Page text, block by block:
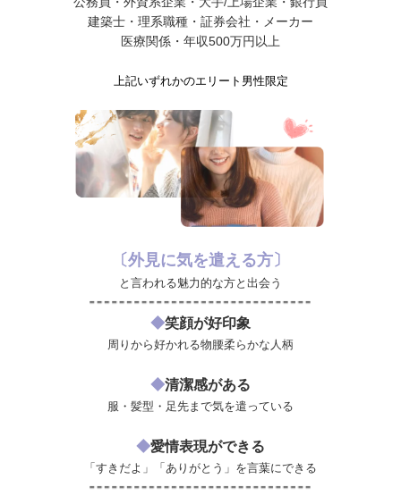
建築士・理系職種・証券会社・メーカー
医療関係・年収500万円以上
上記いずれかのエリート男性限定
〔外見に気を遣える方〕
と言われる魅力的な方と出会う
◆笑顔が好印象
周りから好かれる物腰柔らかな人柄
◆清潔感がある
服・髪型・足先まで気を遣っている
◆愛情表現ができる
「すきだよ」「ありがとう」を言葉にできる